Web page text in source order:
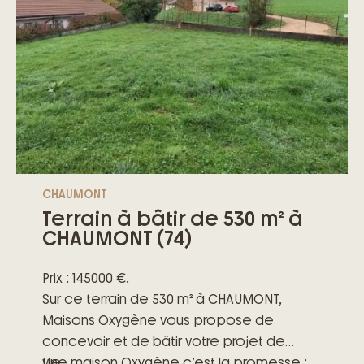
CHAUMONT
Terrain à bâtir de 530 m² à
CHAUMONT (74)
Prix : 145000 €.
Sur ce terrain de 530 m² à CHAUMONT,
Maisons Oxygène vous propose de
concevoir et de bâtir votre projet de